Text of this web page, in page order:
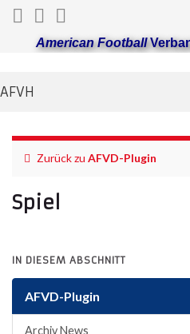
American Football
AFVH
Zurück zu AFVD-Plugin
Spiel
IN DIESEM ABSCHNITT
AFVD-Plugin
Archiv News